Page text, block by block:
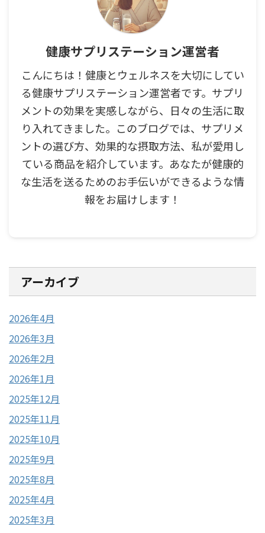
健康サプリステーション運営者
こんにちは！健康とウェルネスを大切にしてい
る健康サプリステーション運営者です。サプリ
メントの効果を実感しながら、日々の生活に取
り入れてきました。このブログでは、サプリメ
ントの選び方、効果的な摂取方法、私が愛用し
ている商品を紹介しています。あなたが健康的
な生活を送るためのお手伝いができるような情
報をお届けします！
アーカイブ
2026年4月
2026年3月
2026年2月
2026年1月
2025年12月
2025年11月
2025年10月
2025年9月
2025年8月
2025年4月
2025年3月